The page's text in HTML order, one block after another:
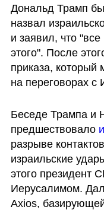
Дональд Трамп
назвал
и заявил, что
этого". После
приказа, который
на переговорах с
Беседе Трампа и
предшествовало
разрыве
израильские
этого президент
Иерусалимом.
Axios,